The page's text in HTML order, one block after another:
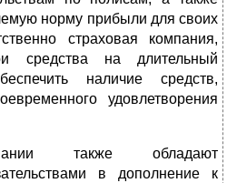
норму прибыли для своих
страховая компания,
средства на длительный
наличие средств,
удовлетворения
также обладают
в дополнение к